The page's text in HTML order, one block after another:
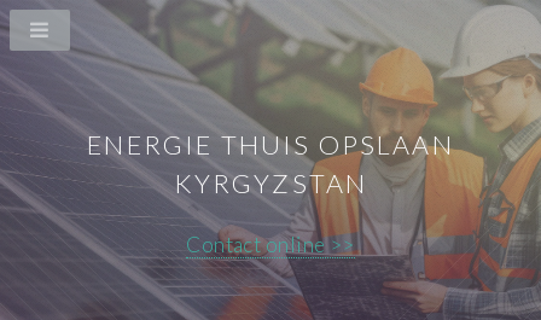
ENERGIE THUIS OPSLAAN
KYRGYZSTAN
Contact online >>